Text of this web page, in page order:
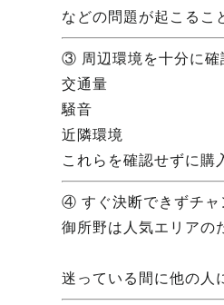
などの問題が起こるこ
③ 周辺環境を十分に確
交通量
騒音
近隣環境
これらを確認せずに購
④ すぐ決断できずチャ
御所野は人気エリアの
迷っている間に他の人